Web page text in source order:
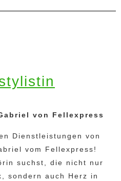
von Fellexpress
Dienstleistungen von
vom Fellexpress!
suchst, die nicht nur
sondern auch Herz in